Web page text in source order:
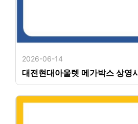
2026-06-14
대전현대아울렛 메가박스 상영